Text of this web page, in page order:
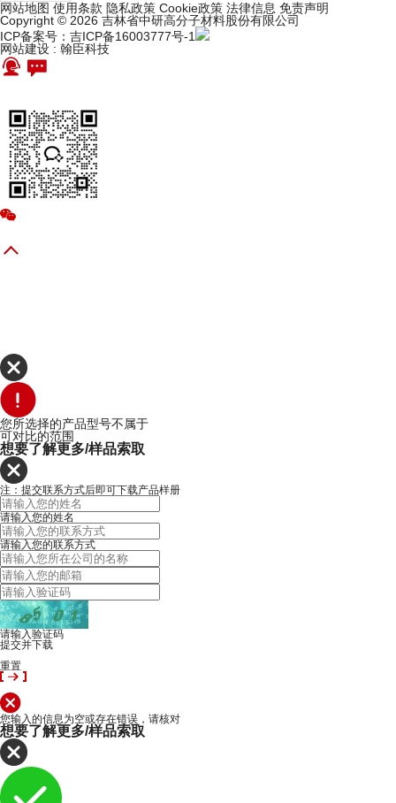
网站地图 使用条款 隐私政策 Cookie政策 法律信息 免责声明
Copyright © 2026 吉林省中研高分子材料股份有限公司
ICP备案号：吉ICP备16003777号-1
网站建设 : 翰臣科技
您所选择的产品型号不属于
可对比的范围
想要了解更多/样品索取
注：提交联系方式后即可下载产品样册
请输入您的姓名
请输入您的联系方式
请输入验证码
提交并下载
重置
您输入的信息为空或存在错误，请核对
想要了解更多/样品索取